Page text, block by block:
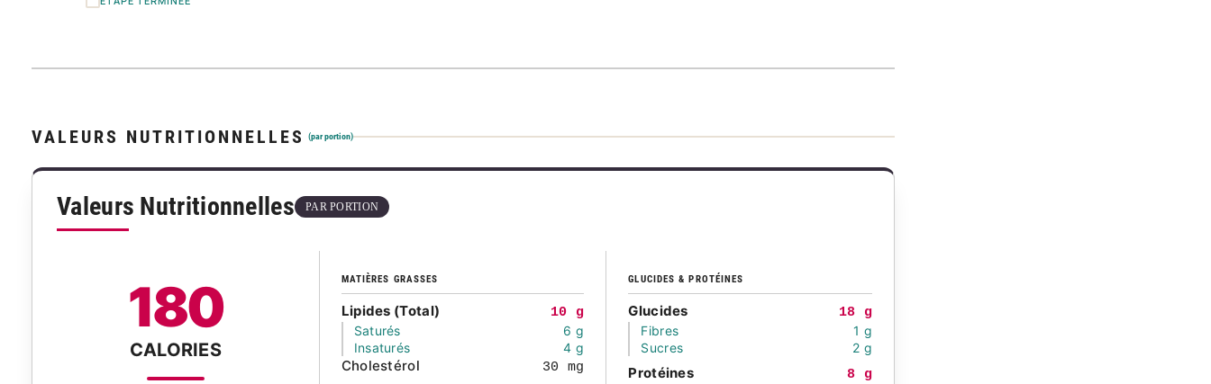
VALEURS NUTRITIONNELLES (par portion)
Valeurs Nutritionnelles PAR PORTION
180
CALORIES
MATIÈRES GRASSES
Lipides (Total)
10 g
Saturés
6 g
Insaturés
4 g
Cholestérol 30 mg
GLUCIDES & PROTÉINES
Glucides
18 g
Fibres
1 g
Sucres
2 g
Protéines 8 g